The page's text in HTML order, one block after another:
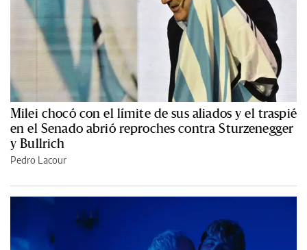
Milei chocó con el límite de sus aliados y el traspié
en el Senado abrió reproches contra Sturzenegger
y Bullrich
Pedro Lacour